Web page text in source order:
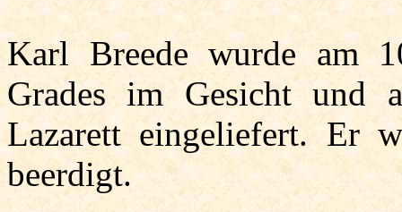
Karl Breede wurde am
Grades im Gesicht und
Lazarett eingeliefert. Er
beerdigt.